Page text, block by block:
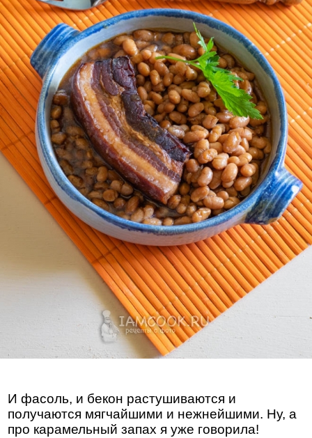
И фасоль, и бекон растушиваются и
получаются мягчайшими и нежнейшими. Ну, а
про карамельный запах я уже говорила!